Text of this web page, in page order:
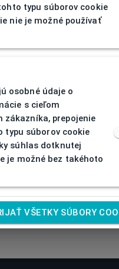
typu súborov cookie
nie je možné používať
osobné údaje o
s cieľom
prepojenie
typu súborov cookie
súhlas dotknutej
je možné bez takéhoto
VŠETKY SÚBORY